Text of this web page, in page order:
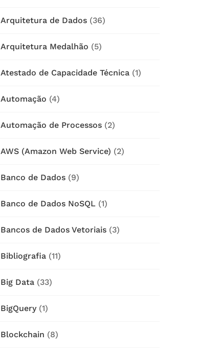
Arquitetura de Dados (36)
Arquitetura Medalhão (5)
Atestado de Capacidade Técnica (1)
Automação (4)
Automação de Processos (2)
AWS (Amazon Web Service) (2)
Banco de Dados (9)
Banco de Dados NoSQL (1)
Bancos de Dados Vetoriais (3)
Bibliografia (11)
Big Data (33)
BigQuery(1)
Blockchain (8)